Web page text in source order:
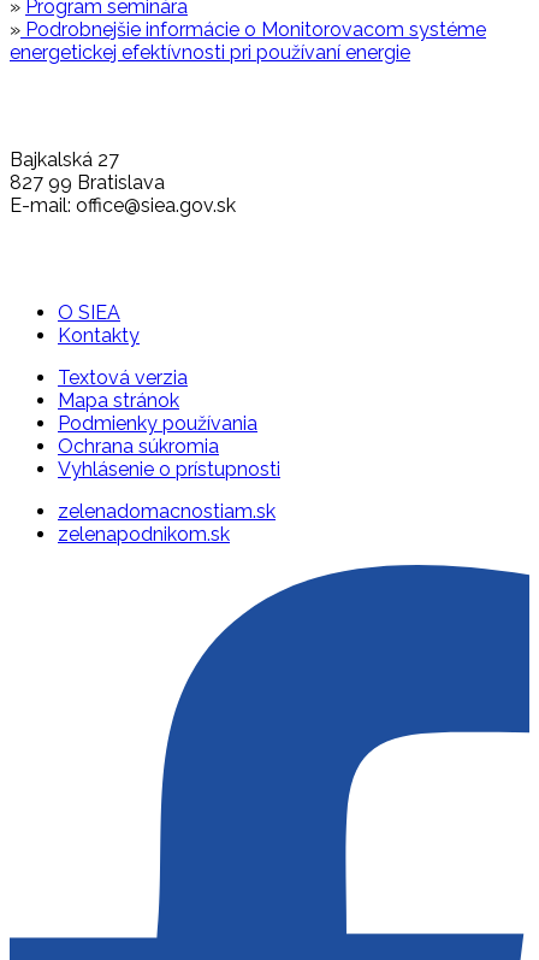
» Program seminára
» Podrobnejšie informácie o Monitorovacom systéme
energetickej efektívnosti pri používaní energie
Bajkalská 27
827 99 Bratislava
E-mail: office@siea.gov.sk
O SIEA
Kontakty
Textová verzia
Mapa stránok
Podmienky používania
Ochrana súkromia
Vyhlásenie o prístupnosti
zelenadomacnostiam.sk
zelenapodnikom.sk